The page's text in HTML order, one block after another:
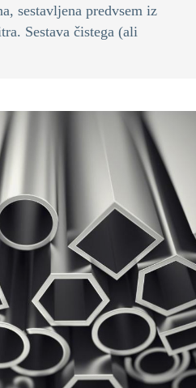
sestavljena predvsem iz
Sestava čistega (ali